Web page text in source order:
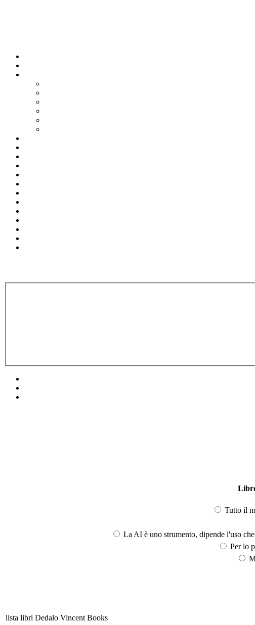
Tutto il
La AI è uno strumento, dipende l'uso
Per lo
lista libri Dedalo Vincent Books